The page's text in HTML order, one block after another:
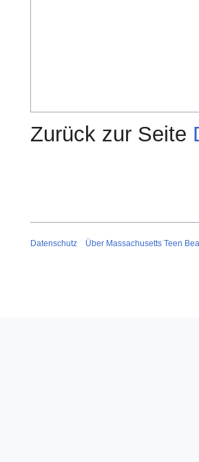
Zurück zur Seite
Datenschutz Über Massachusetts Teen